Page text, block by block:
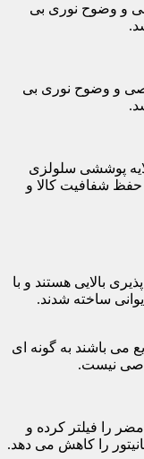
و وضوح نوری بی
و وضوح نوری بی
پوششی سلولزی
شفافیت کالا و
بالایی هستند و با
می باشند به گونه ای
نیست.
محاظ صفحه نمایش ولتن اشعه ماورای UV مضر را فیلتر کرده و
را کاهش می دهد.